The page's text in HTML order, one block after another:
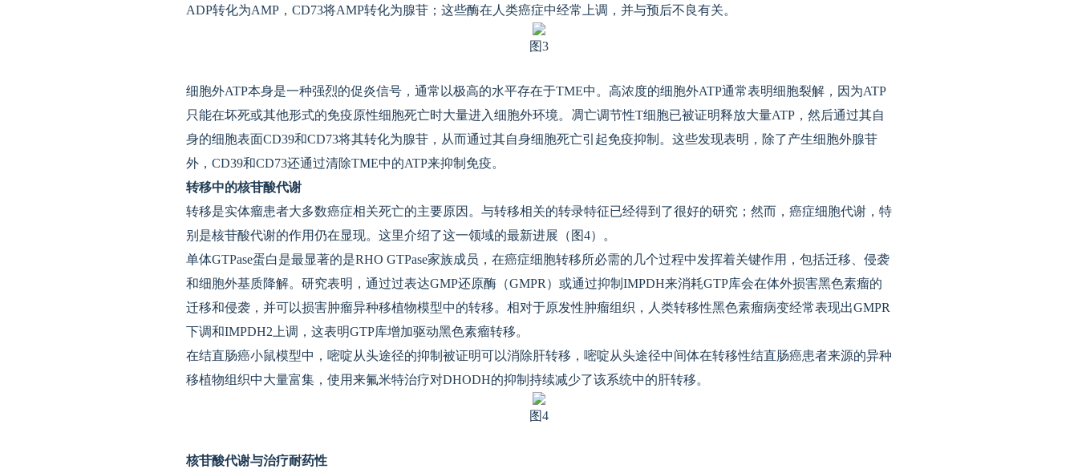
ADP转化为AMP，CD73将AMP转化为腺苷；这些酶在人类癌症中经常上调，并与预后不良有关。
图3
细胞外ATP本身是一种强烈的促炎信号，通常以极高的水平存在于TME中。高浓度的细胞外ATP通常表明细胞裂解，因为ATP
只能在坏死或其他形式的免疫原性细胞死亡时大量进入细胞外环境。凋亡调节性T细胞已被证明释放大量ATP，然后通过其自
身的细胞表面CD39和CD73将其转化为腺苷，从而通过其自身细胞死亡引起免疫抑制。这些发现表明，除了产生细胞外腺苷
外，CD39和CD73还通过清除TME中的ATP来抑制免疫。
转移中的核苷酸代谢
转移是实体瘤患者大多数癌症相关死亡的主要原因。与转移相关的转录特征已经得到了很好的研究；然而，癌症细胞代谢，特
别是核苷酸代谢的作用仍在显现。这里介绍了这一领域的最新进展（图4）。
单体GTPase蛋白是最显著的是RHO GTPase家族成员，在癌症细胞转移所必需的几个过程中发挥着关键作用，包括迁移、侵袭
和细胞外基质降解。研究表明，通过过表达GMP还原酶（GMPR）或通过抑制IMPDH来消耗GTP库会在体外损害黑色素瘤的
迁移和侵袭，并可以损害肿瘤异种移植物模型中的转移。相对于原发性肿瘤组织，人类转移性黑色素瘤病变经常表现出GMPR
下调和IMPDH2上调，这表明GTP库增加驱动黑色素瘤转移。
在结直肠癌小鼠模型中，嘧啶从头途径的抑制被证明可以消除肝转移，嘧啶从头途径中间体在转移性结直肠癌患者来源的异种
移植物组织中大量富集，使用来氟米特治疗对DHODH的抑制持续减少了该系统中的肝转移。
图4
核苷酸代谢与治疗耐药性